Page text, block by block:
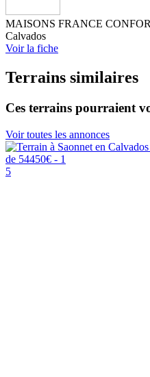
MAISONS FRANCE
Calvados
Voir la fiche
Terrains similaires
Ces terrains pourraient
Voir toutes les annonces
5